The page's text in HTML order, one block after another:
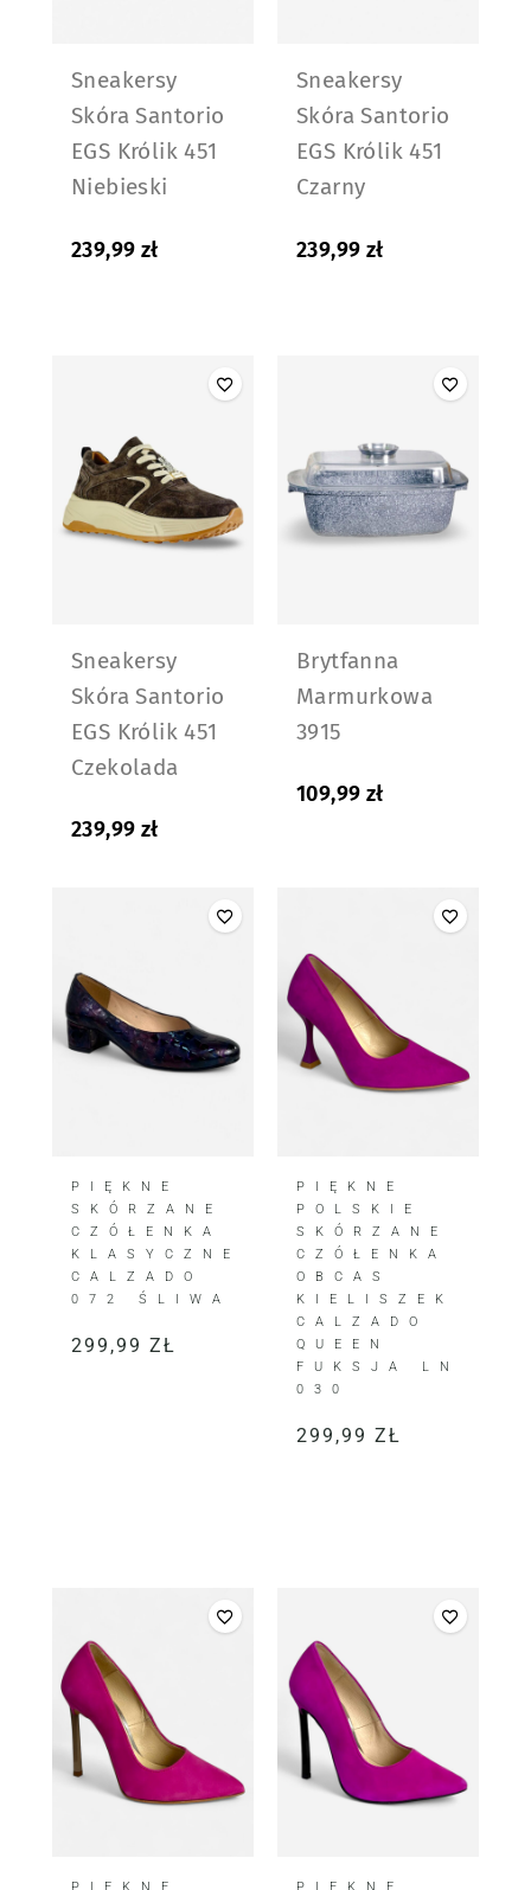
Sneakersy
Skóra Santorio
EGS Królik 451
Niebieski
239,99 zł
Sneakersy
Skóra Santorio
EGS Królik 451
Czarny
239,99 zł
Sneakersy
Skóra Santorio
EGS Królik 451
Czekolada
239,99 zł
Brytfanna
Marmurkowa
3915
109,99 zł
PIĘKNE
SKÓRZANE
CZÓŁENKA
KLASYCZNE
CALZADO
072 ŚLIWA
299,99 ZŁ
PIĘKNE
POLSKIE
SKÓRZANE
CZÓŁENKA
OBCAS
KIELISZEK
CALZADO
QUEEN
FUKSJA LN
030
299,99 ZŁ
PIĘKNE PIĘKNE